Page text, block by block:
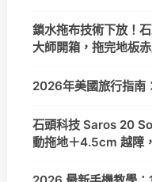
鎖水拖布技術下放！
大師開箱，拖完地板
2026年美國旅行指南
石頭科技 Saros 20
動拖地＋4.5cm 越障